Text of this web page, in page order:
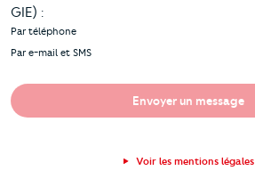
GIE) :
Par téléphone
Par e-mail et SMS
Envoyer un message
Voir les mentions légales